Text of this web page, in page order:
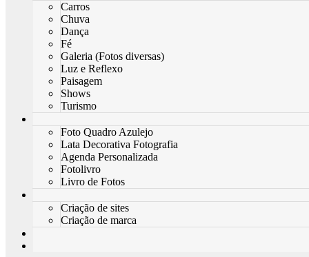
Carros
Chuva
Dança
Fé
Galeria (Fotos diversas)
Luz e Reflexo
Paisagem
Shows
Turismo
Foto Quadro Azulejo
Lata Decorativa Fotografia
Agenda Personalizada
Fotolivro
Livro de Fotos
Criação de sites
Criação de marca